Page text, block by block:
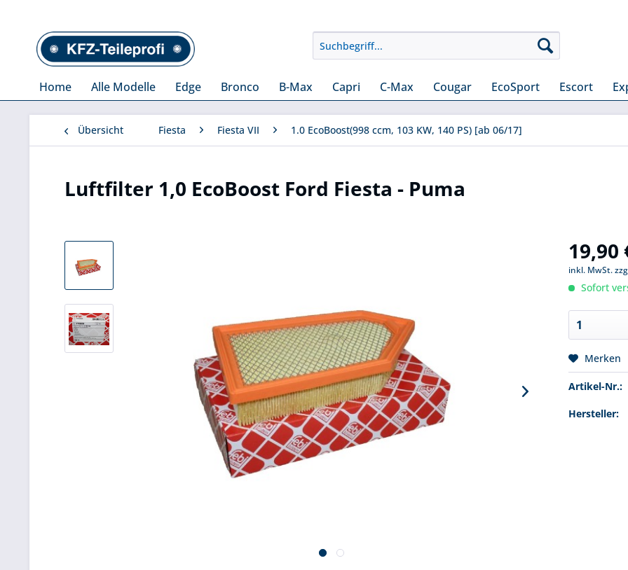
Home Alle Modelle Edge Bronco B-Max Capri C-Max Cougar EcoSport Escort
Übersicht Fiesta Fiesta VII 1.0 EcoBoost(998 ccm, 103 KW, 140 PS) [ab 06/17]
Luftfilter 1,0 EcoBoost Ford Fiesta - Puma
19,90
inkl. MwSt.
Sofort
Merken
Artikel-Nr.:
Hersteller: